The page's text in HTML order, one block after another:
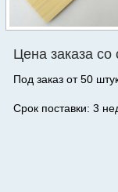
Цена заказа со
Под заказ от 50
Срок поставки: 3